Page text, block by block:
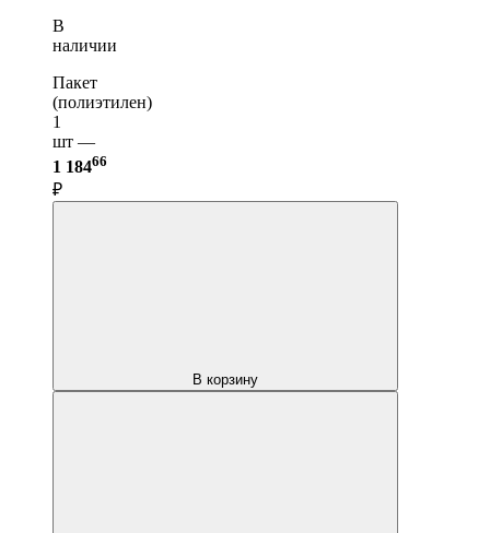
В
наличии
Пакет
(полиэтилен)
1
шт —
1 18466
₽
В корзину